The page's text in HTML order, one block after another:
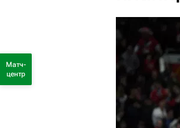
Матч-
центр